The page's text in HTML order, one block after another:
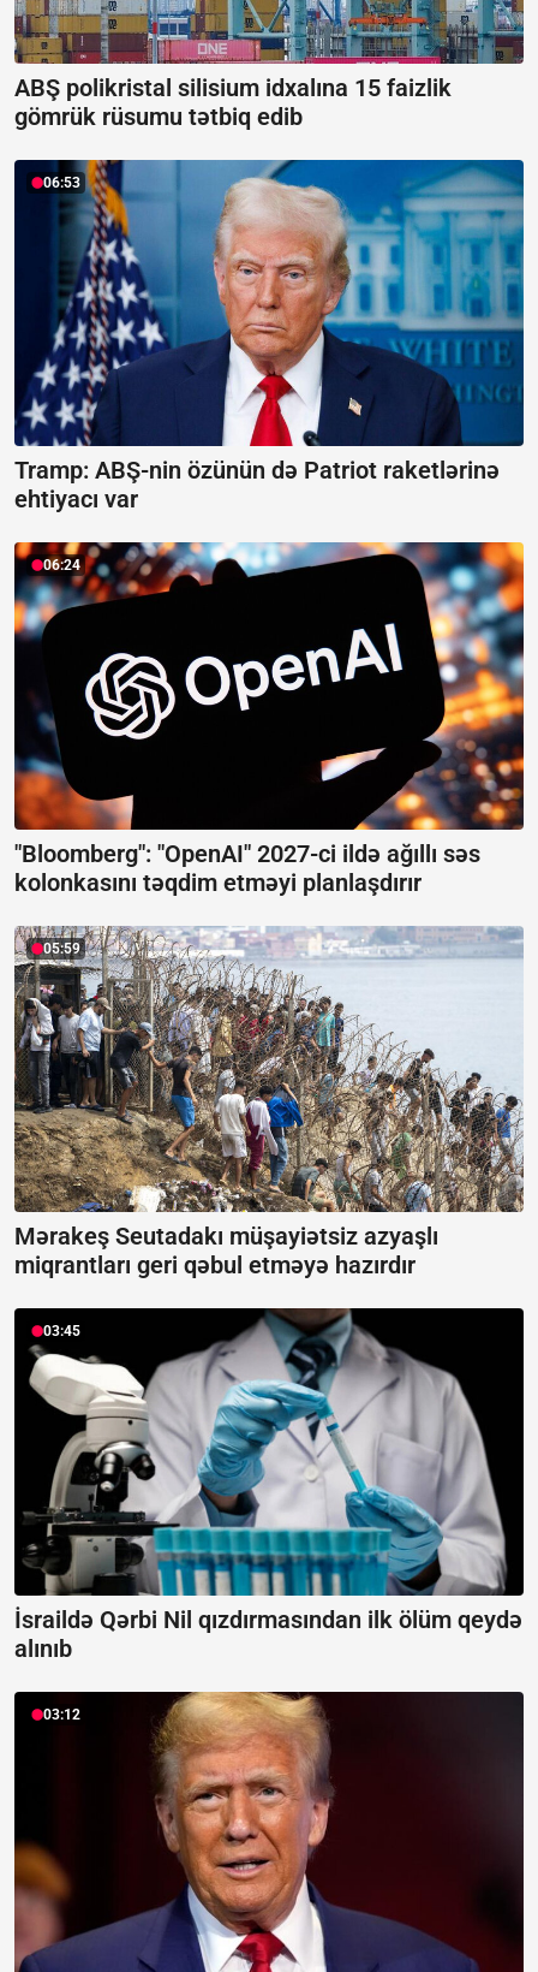
ABŞ polikristal silisium idxalına 15 faizlik
gömrük rüsumu tətbiq edib
06:53
Tramp: ABŞ-nin özünün də Patriot raketlərinə
ehtiyacı var
06:24
"Bloomberg": "OpenAI" 2027-ci ildə ağıllı səs
kolonkasını təqdim etməyi planlaşdırır
05:59
Mərakeş Seutadakı müşayiətsiz azyaşlı
miqrantları geri qəbul etməyə hazırdır
03:45
İsraildə Qərbi Nil qızdırmasından ilk ölüm qeydə
alınıb
03:12